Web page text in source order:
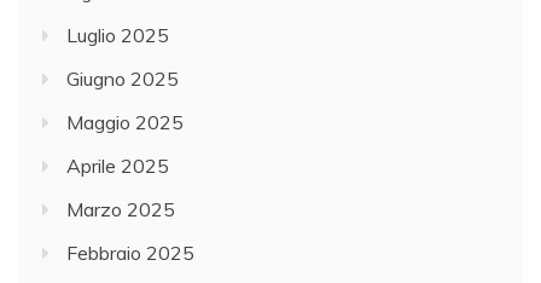
Luglio 2025
Giugno 2025
Maggio 2025
Aprile 2025
Marzo 2025
Febbraio 2025